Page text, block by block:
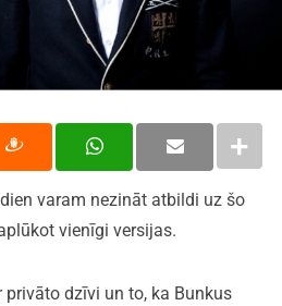
varam nezināt atbildi uz šo
vienīgi versijas.
privāto dzīvi un to, ka Bunkus